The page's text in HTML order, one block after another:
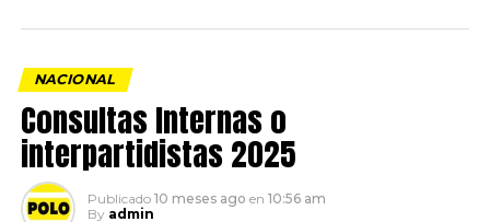
NACIONAL
Consultas Internas o
interpartidistas 2025
Publicado 10 meses ago en 10:56 am
By admin